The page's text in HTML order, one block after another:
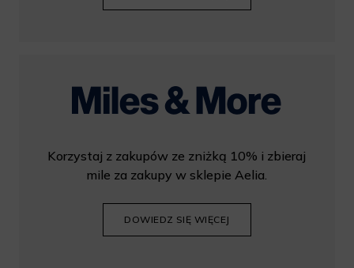
Korzystaj z zakupów ze zniżką 10% i zbieraj
mile za zakupy w sklepie Aelia.
DOWIEDZ SIĘ WIĘCEJ